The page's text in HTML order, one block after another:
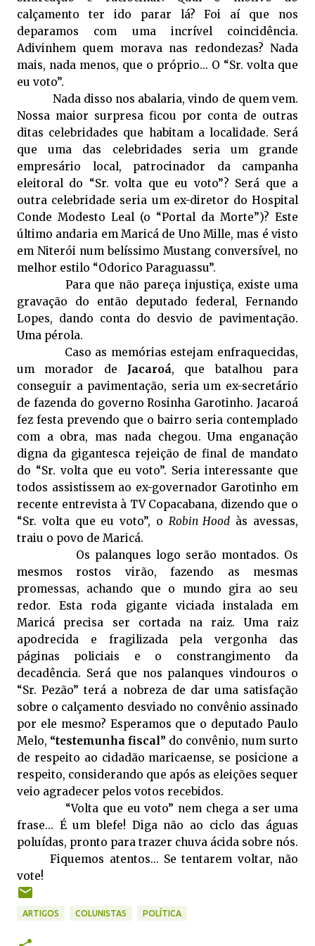
calçamento ter ido parar lá? Foi aí que nos
deparamos com uma incrível coincidência.
Adivinhem quem morava nas redondezas? Nada
mais, nada menos, que o próprio... O “Sr. volta que
eu voto”.
Nada disso nos abalaria, vindo de quem vem.
Nossa maior surpresa ficou por conta de outras
ditas celebridades que habitam a localidade. Será
que uma das celebridades seria um grande
empresário local, patrocinador da campanha
eleitoral do “Sr. volta que eu voto”? Será que a
outra celebridade seria um ex-diretor do Hospital
Conde Modesto Leal (o “Portal da Morte”)? Este
último andaria em Maricá de Uno Mille, mas é visto
em Niterói num belíssimo Mustang conversível, no
melhor estilo “Odorico Paraguassu”.
Para que não pareça injustiça, existe uma
gravação do então deputado federal, Fernando
Lopes, dando conta do desvio de pavimentação.
Uma pérola.
Caso as memórias estejam enfraquecidas,
um morador de Jacaroá, que batalhou para
conseguir a pavimentação, seria um ex-secretário
de fazenda do governo Rosinha Garotinho. Jacaroá
fez festa prevendo que o bairro seria contemplado
com a obra, mas nada chegou. Uma enganação
digna da gigantesca rejeição de final de mandato
do “Sr. volta que eu voto”. Seria interessante que
todos assistissem ao ex-governador Garotinho em
recente entrevista à TV Copacabana, dizendo que o
“Sr. volta que eu voto”, o Robin Hood às avessas,
traiu o povo de Maricá.
Os palanques logo serão montados. Os
mesmos rostos virão, fazendo as mesmas
promessas, achando que o mundo gira ao seu
redor. Esta roda gigante viciada instalada em
Maricá precisa ser cortada na raiz. Uma raiz
apodrecida e fragilizada pela vergonha das
páginas policiais e o constrangimento da
decadência. Será que nos palanques vindouros o
“Sr. Pezão” terá a nobreza de dar uma satisfação
sobre o calçamento desviado no convênio assinado
por ele mesmo? Esperamos que o deputado Paulo
Melo, “testemunha fiscal” do convênio, num surto
de respeito ao cidadão maricaense, se posicione a
respeito, considerando que após as eleições sequer
veio agradecer pelos votos recebidos.
“Volta que eu voto” nem chega a ser uma
frase... É um blefe! Diga não ao ciclo das águas
poluídas, pronto para trazer chuva ácida sobre nós.
Fiquemos atentos... Se tentarem voltar, não
vote!
ARTIGOS COLUNISTAS POLÍTICA